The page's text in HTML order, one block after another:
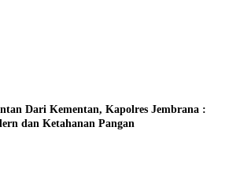
Dari Kementan, Kapolres Jembrana :
dan Ketahanan Pangan